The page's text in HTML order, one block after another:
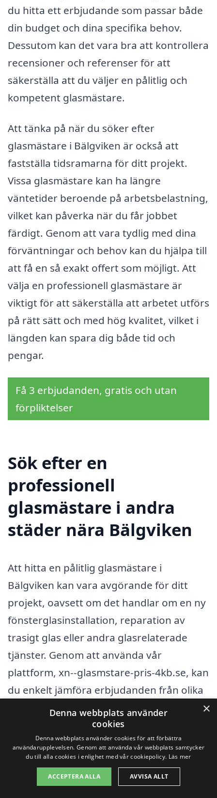
du hitta ett erbjudande som passar både
din budget och dina specifika behov.
Dessutom kan det vara bra att kontrollera
recensioner och referenser för att
säkerställa att du väljer en pålitlig och
kompetent glasmästare.
Att tänka på när du söker efter
glasmästare i Bälgviken är också att
fastställa tidsramarna för ditt projekt.
Vissa glasmästare kan ha längre
väntetider beroende på arbetsbelastning,
vilket kan påverka när du får jobbet
färdigt. Genom att vara tydlig med dina
förväntningar och behov kan du hjälpa till
att få en så exakt offert som möjligt. Att
välja en professionell glasmästare är
viktigt för att säkerställa att arbetet utförs
på rätt sätt och med hög kvalitet, vilket i
längden kan spara dig både tid och
pengar.
Få 3 erbjudanden, gratis och utan
förpliktelser
Sök efter en
professionell
glasmästare i andra
städer nära Bälgviken
Att hitta en pålitlig glasmästare i
Bälgviken kan vara avgörande för ditt
projekt, oavsett om det handlar om en ny
fönsterglasinstallation, reparation av
trasigt glas eller andra glasrelaterade
tjänster. Genom att använda vår
plattform, xn--glasmstare-pris-4kb.se, kan
du enkelt jämföra erbjudanden från olika
glasmästare i närheten. Det ger dig
möjlighet att få den bästa kvaliteten till
det mest konkurrenskraftiga priset.
För att underlätta din sökning kan det
vara bra att också överväga glasmästare i
×
Denna webbplats använder
cookies
Denna webbplats använder cookies för att förbättra
användarupplevelsen. Genom att använda vår webbplats samtycker
du till alla cookies i enlighet med vår cookiepolicy. Läs mer
ACCEPTERA ALLA AVVISA ALLT